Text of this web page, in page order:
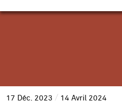
17 Déc. 2023 14 Avril 2024